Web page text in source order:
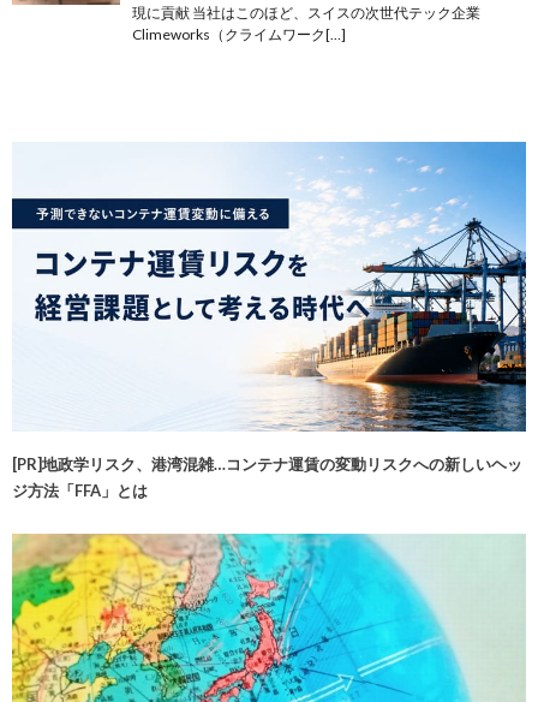
現に貢献 当社はこのほど、スイスの次世代テック企業
Climeworks（クライムワーク[…]
[PR]地政学リスク、港湾混雑…コンテナ運賃の変動リスクへの新しいヘッ
ジ方法「FFA」とは